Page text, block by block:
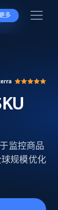
多
监控商品
规模优化